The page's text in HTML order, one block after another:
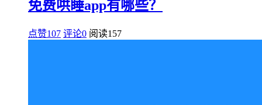
免费哄睡app有哪些？
点赞107 评论0 阅读157